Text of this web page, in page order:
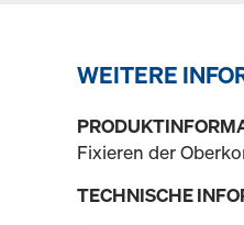
WEITERE
Fixieren der
TECHNISCHE